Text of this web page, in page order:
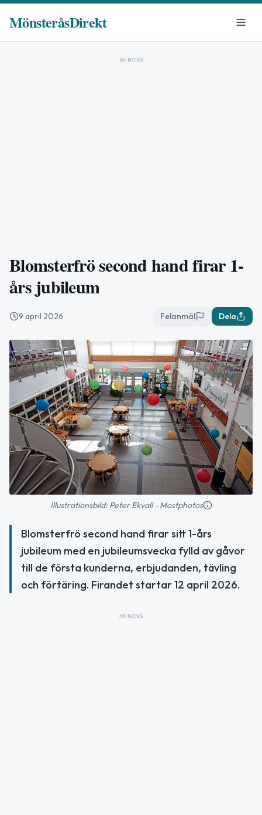
MönsteråsDirekt
ANNONS
Blomsterfrö second hand firar 1-
års jubileum
9 april 2026 Felanmäl Dela
Illustrationsbild: Peter Ekvall - Mostphotos
Blomsterfrö second hand firar sitt 1-års
jubileum med en jubileumsvecka fylld av gåvor
till de första kunderna, erbjudanden, tävling
och förtäring. Firandet startar 12 april 2026.
ANNONS